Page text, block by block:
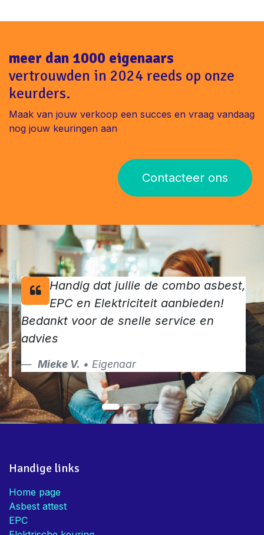
bel 014 141 509.
#AsbestattestIngelmunster #VastgoedVlaanderen
vertrouwden in 2024 reeds op onze
Contacteer ons
Handig dat jullie de combo asbest,
EPC en Elektriciteit aanbieden!
Bedankt voor de snelle service en